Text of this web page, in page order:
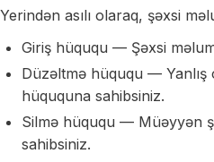
Yerindən asılı olaraq, şəxsi
Giriş hüququ — Şəxsi
Düzəltmə hüququ — Yanlış
hüququna sahibsiniz.
Silmə hüququ — Müəyyən
sahibsiniz.